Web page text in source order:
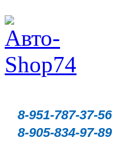
8-951-787-37-56
8-905-834-97-89